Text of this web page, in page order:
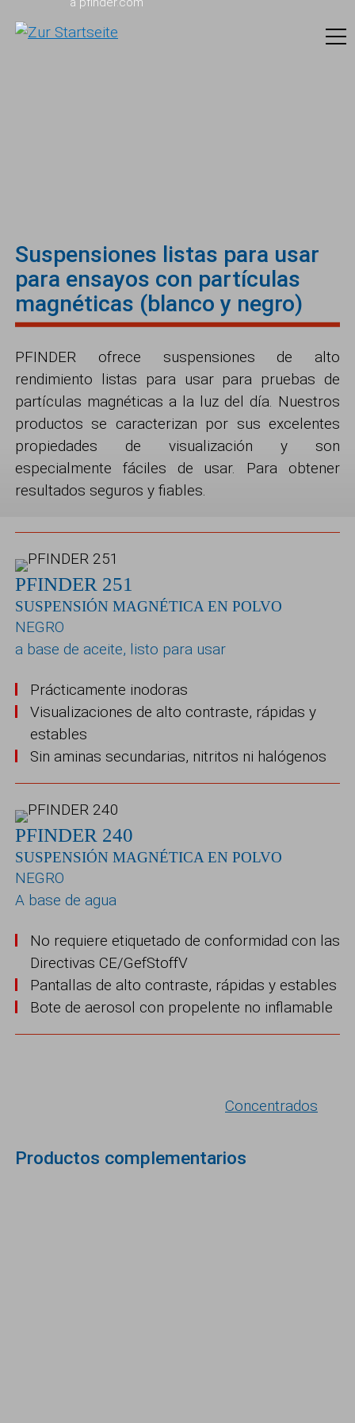
Suspensiones listas para usar
para ensayos con partículas
magnéticas (blanco y negro)
PFINDER ofrece suspensiones de alto
rendimiento listas para usar para pruebas de
partículas magnéticas a la luz del día. Nuestros
productos se caracterizan por sus excelentes
propiedades de visualización y son
especialmente fáciles de usar. Para obtener
resultados seguros y fiables.
PFINDER 251
SUSPENSIÓN MAGNÉTICA EN POLVO
NEGRO
a base de aceite, listo para usar
Prácticamente inodoras
Visualizaciones de alto contraste, rápidas y
estables
Sin aminas secundarias, nitritos ni halógenos
PFINDER 240
SUSPENSIÓN MAGNÉTICA EN POLVO
NEGRO
A base de agua
No requiere etiquetado de conformidad con las
Directivas CE/GefStoffV
Pantallas de alto contraste, rápidas y estables
Bote de aerosol con propelente no inflamable
Concentrados
Productos complementarios